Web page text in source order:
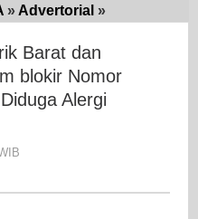
» Advertorial »
Barat
Barat dan
blokir Nomor
Alergi